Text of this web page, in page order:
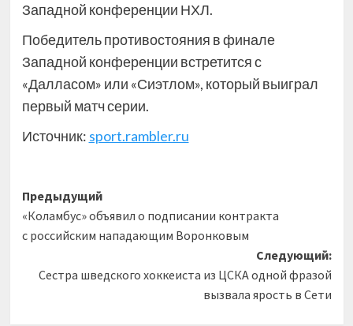
Западной конференции НХЛ.
Победитель противостояния в финале
Западной конференции встретится с
«Далласом» или «Сиэтлом», который выиграл
первый матч серии.
Источник: sport.rambler.ru
Навигация
записи
Предыдущий
«Коламбус» объявил о подписании контракта
с российским нападающим Воронковым
Следующий:
Сестра шведского хоккеиста из ЦСКА одной фразой
вызвала ярость в Сети